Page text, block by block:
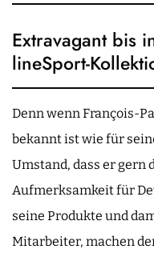
Extravagant bis
lineSport-
Denn wenn François-
bekannt ist wie für
Umstand, dass er gern
Aufmerksamkeit für
seine Produkte und
Mitarbeiter, machen